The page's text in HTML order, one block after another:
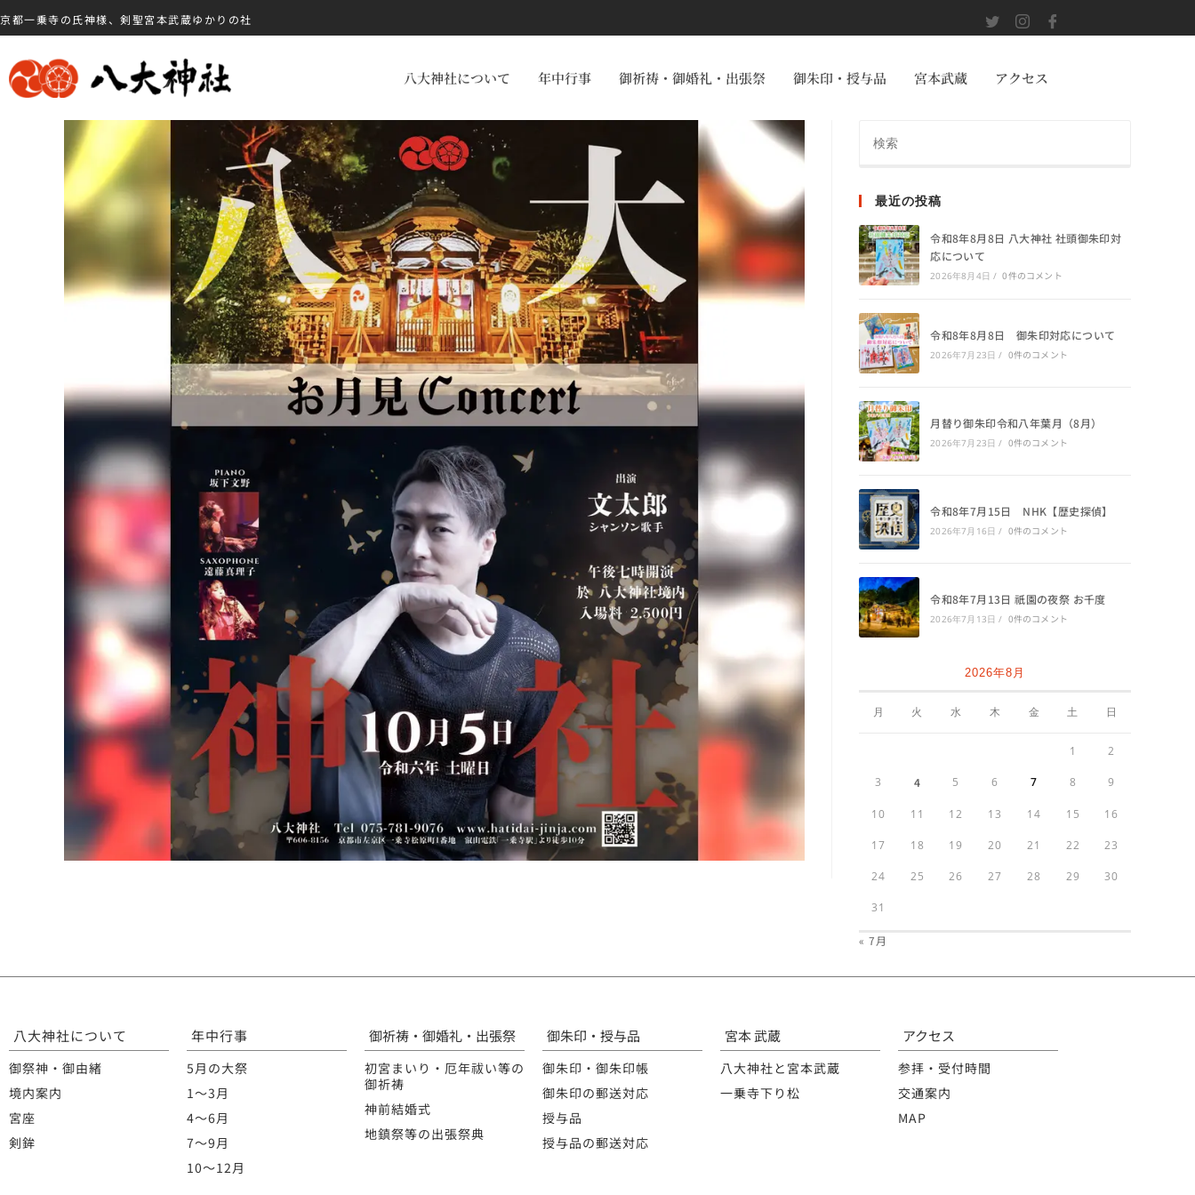
京都一乗寺の氏神様、剣聖宮本武蔵ゆかりの社
八大神社について 年中行事 御祈祷・御婚礼・出張祭 御朱印・授与品 宮本武蔵 アクセス
最近の投稿
令和8年8月8日 八大神社 社頭御朱印対
応について
2026年8月4日 / 0件のコメント
令和8年8月8日 御朱印対応について
2026年7月23日 / 0件のコメント
月替り御朱印令和八年葉月（8月）
2026年7月23日 / 0件のコメント
令和8年7月15日 NHK【歴史探偵】
2026年7月16日 / 0件のコメント
令和8年7月13日 祇園の夜祭 お千度
2026年7月13日 / 0件のコメント
2026年8月
月 火 水 木 金 土 日
1 2
3 4 5 6 7 8 9
10 11 12 13 14 15 16
17 18 19 20 21 22 23
24 25 26 27 28 29 30
31
« 7月
八大神社について
御祭神・御由緒
境内案内
宮座
剣鉾
年中行事
5月の大祭
1〜3月
4〜6月
7〜9月
10〜12月
御祈祷・御婚礼・出張祭
初宮まいり・厄年祓い等の
御祈祷
神前結婚式
地鎮祭等の出張祭典
御朱印・授与品
御朱印・御朱印帳
御朱印の郵送対応
授与品
授与品の郵送対応
宮本 武蔵
八大神社と宮本武蔵
一乗寺下り松
アクセス
参拝・受付時間
交通案内
MAP